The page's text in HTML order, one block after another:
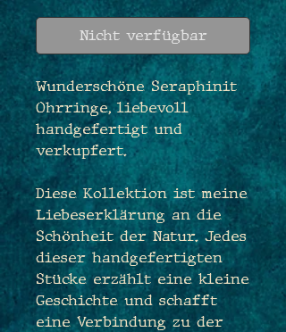
Nicht verfügbar
Wunderschöne Seraphinit
Ohrringe, liebevoll
handgefertigt und
verkupfert.
Diese Kollektion ist meine
Liebeserklärung an die
Schönheit der Natur. Jedes
dieser handgefertigten
Stücke erzählt eine kleine
Geschichte und schafft
eine Verbindung zu der